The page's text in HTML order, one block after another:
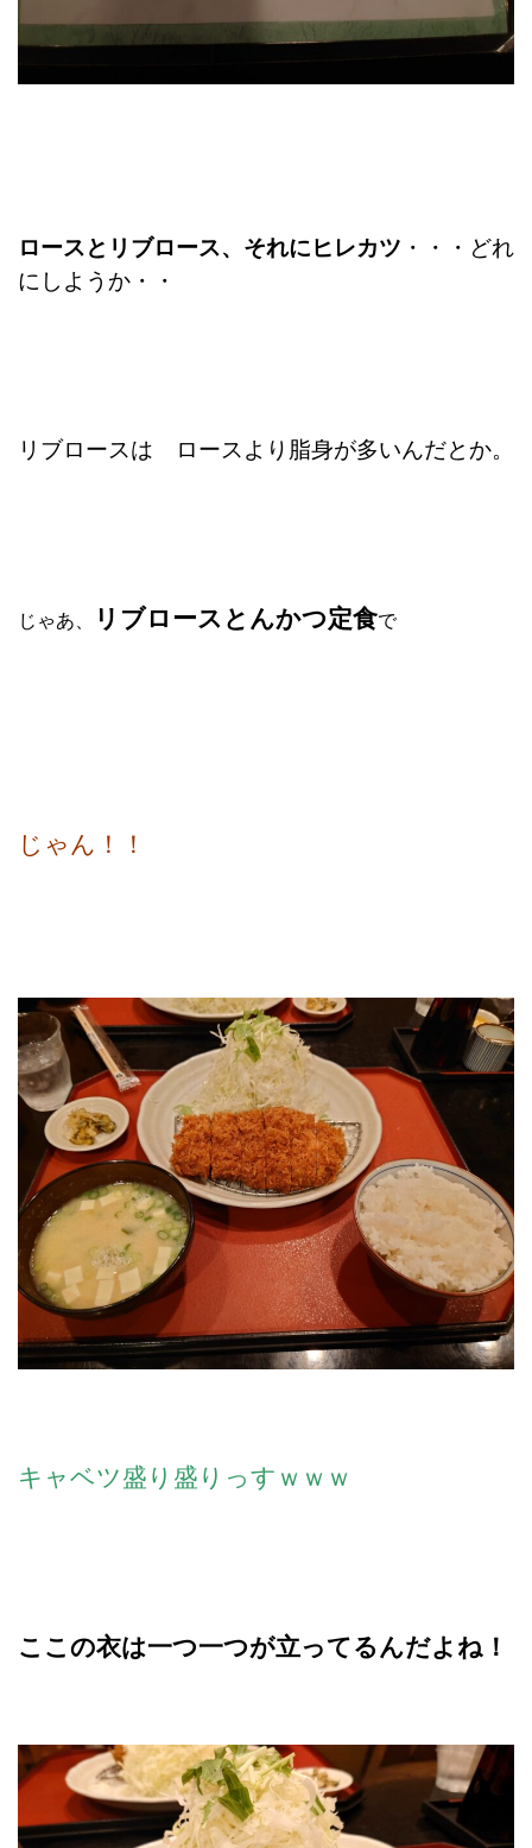
ロースとリブロース、それにヒレカツ ・・・どれ
にしようか・・
リブロースは ロースより脂身が多いんだとか。
じゃあ、 リブロースとんかつ定食で
じゃん！！
キャベツ盛り盛りっすｗｗｗ
ここの衣は一つ一つが立ってるんだよね！